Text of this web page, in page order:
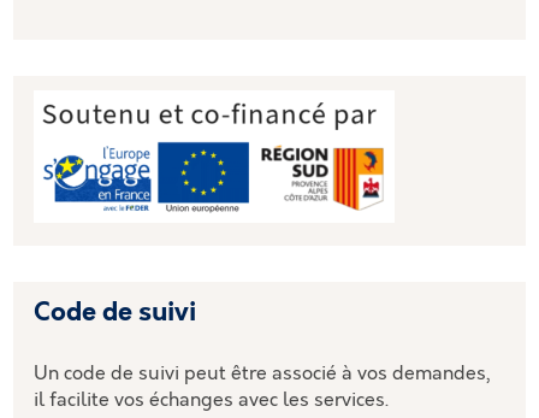
Code de suivi
Un code de suivi peut être associé à vos demandes,
il facilite vos échanges avec les services.